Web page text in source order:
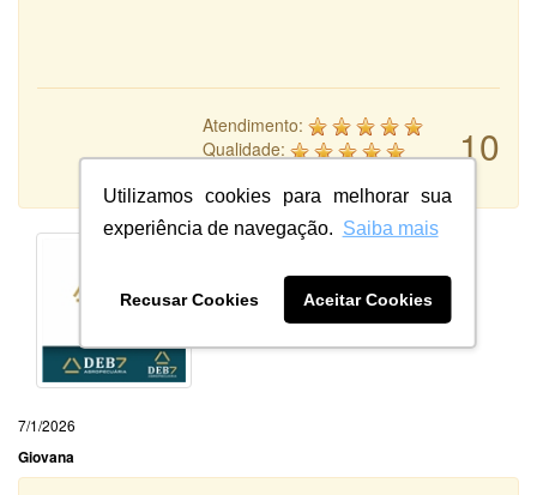
Utilizamos cookies para melhorar sua
experiência de navegação. Saiba mais
Recusar Cookies Aceitar Cookies
10
Atendimento:
Qualidade:
7/1/2026
Giovana